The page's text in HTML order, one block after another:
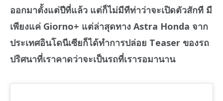
ออกมาตั้งแต่ปีที่แล้ว แต่ก็ไม่มีทีท่าว่าจะเปิดตัวสักที มี
เพียงแค่ Giorno+ แต่ล่าสุดทาง Astra Honda จาก
ประเทศอินโดนีเซียก็ได้ทำการปล่อย Teaser ของรถ
ปริศนาที่เราคาดว่าจะเป็นรถที่เรารอมานาน